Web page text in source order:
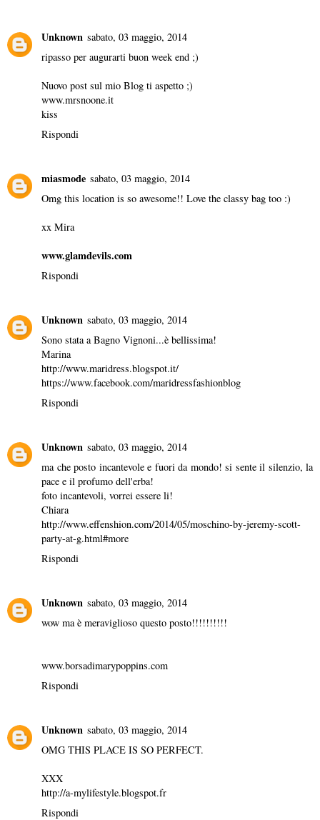
Unknown sabato, 03 maggio, 2014
ripasso per augurarti buon week end ;)
Nuovo post sul mio Blog ti aspetto ;)
www.mrsnoone.it
kiss
Rispondi
miasmode sabato, 03 maggio, 2014
Omg this location is so awesome!! Love the classy bag too :)
xx Mira
www.glamdevils.com
Rispondi
Unknown sabato, 03 maggio, 2014
Sono stata a Bagno Vignoni...è bellissima!
Marina
http://www.maridress.blogspot.it/
https://www.facebook.com/maridressfashionblog
Rispondi
Unknown sabato, 03 maggio, 2014
ma che posto incantevole e fuori da mondo! si sente il silenzio, la
pace e il profumo dell'erba!
foto incantevoli, vorrei essere li!
Chiara
http://www.effenshion.com/2014/05/moschino-by-jeremy-scott-
party-at-g.html#more
Rispondi
Unknown sabato, 03 maggio, 2014
wow ma è meraviglioso questo posto!!!!!!!!!!
www.borsadimarypoppins.com
Rispondi
Unknown sabato, 03 maggio, 2014
OMG THIS PLACE IS SO PERFECT.
XXX
http://a-mylifestyle.blogspot.fr
Rispondi